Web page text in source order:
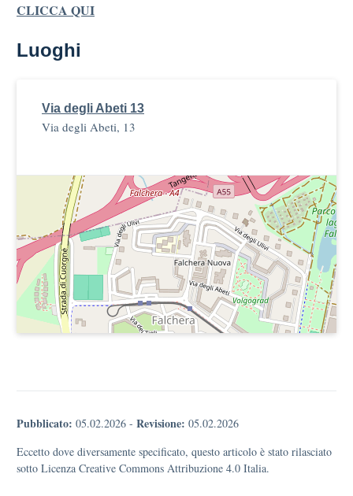
CLICCA QUI
Luoghi
Via degli Abeti 13
Via degli Abeti, 13
Pubblicato: 05.02.2026 - Revisione: 05.02.2026
Eccetto dove diversamente specificato, questo articolo è stato rilasciato
sotto Licenza Creative Commons Attribuzione 4.0 Italia.